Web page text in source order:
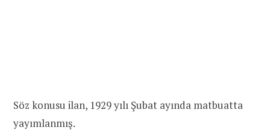
Söz konusu ilan, 1929 yılı Şubat ayında matbuatta
yayımlanmış.